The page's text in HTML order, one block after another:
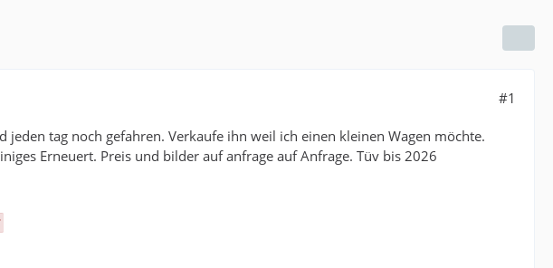
#1
tag noch gefahren. Verkaufe ihn weil ich einen kleinen Wagen möchte.
Erneuert. Preis und bilder auf anfrage auf Anfrage. Tüv bis 2026